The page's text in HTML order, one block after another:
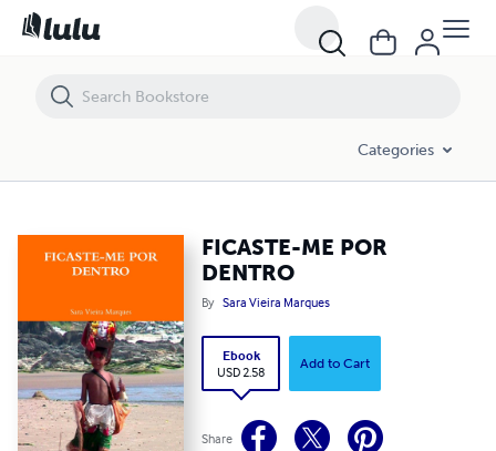
Categories
FICASTE-ME POR
DENTRO
By Sara Vieira Marques
Ebook
USD 2.58
Add to Cart
Share
FICASTE-ME POR DENTRO